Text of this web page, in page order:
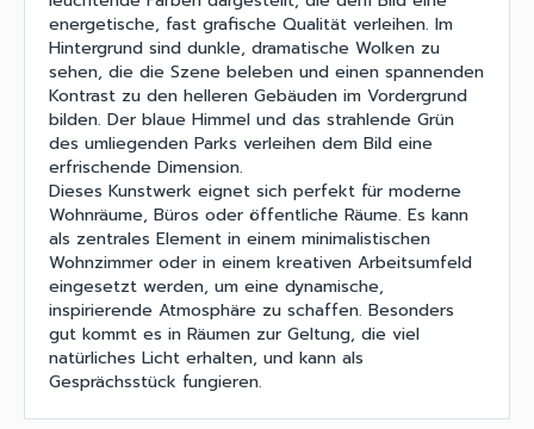
energetische, fast grafische Qualität verleihen. Im
Hintergrund sind dunkle, dramatische Wolken zu
sehen, die die Szene beleben und einen spannenden
Kontrast zu den helleren Gebäuden im Vordergrund
bilden. Der blaue Himmel und das strahlende Grün
des umliegenden Parks verleihen dem Bild eine
erfrischende Dimension.
Dieses Kunstwerk eignet sich perfekt für moderne
Wohnräume, Büros oder öffentliche Räume. Es kann
als zentrales Element in einem minimalistischen
Wohnzimmer oder in einem kreativen Arbeitsumfeld
eingesetzt werden, um eine dynamische,
inspirierende Atmosphäre zu schaffen. Besonders
gut kommt es in Räumen zur Geltung, die viel
natürliches Licht erhalten, und kann als
Gesprächsstück fungieren.